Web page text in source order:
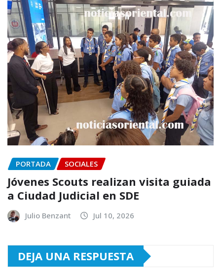
PORTADA SOCIALES
Jóvenes Scouts realizan visita guiada
a Ciudad Judicial en SDE
Julio Benzant Jul 10, 2026
DEJA UNA RESPUESTA